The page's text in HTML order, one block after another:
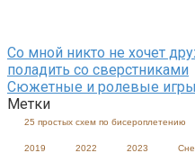
Со мной никто не хочет
поладить со сверстниками
Сюжетные и ролевые игры
Метки
25 простых схем по бисероплетению
2019 2022 2023